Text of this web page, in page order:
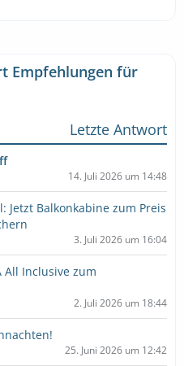
Empfehlungen für
Letzte Antwort
14. Juli 2026 um 14:48
Jetzt Balkonkabine zum Preis
3. Juli 2026 um 16:04
All Inclusive zum
2. Juli 2026 um 18:44
25. Juni 2026 um 12:42